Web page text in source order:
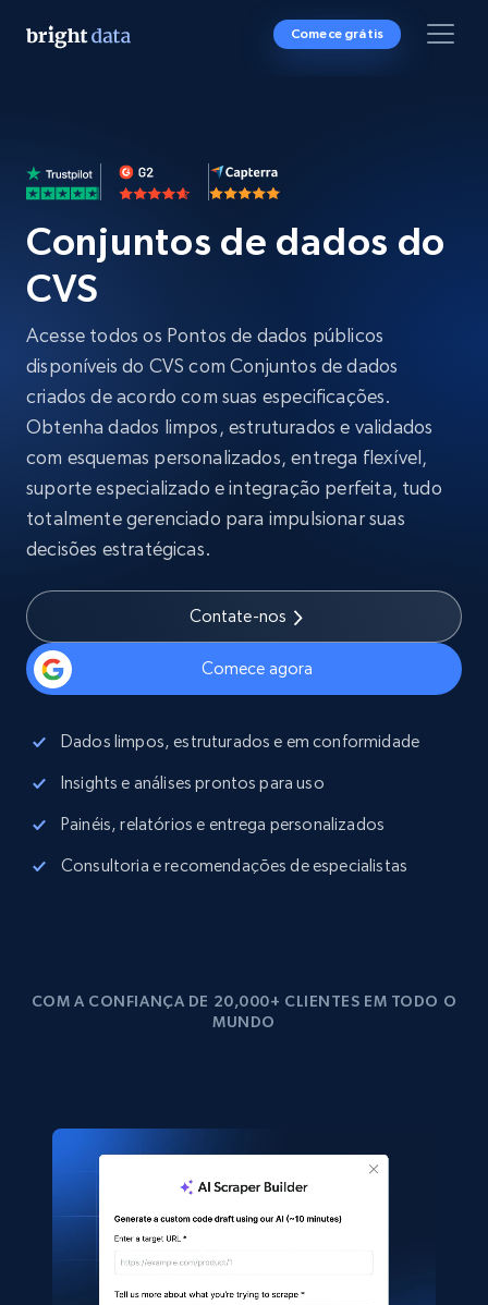
Comece grátis
Conjuntos de dados do
CVS
Acesse todos os Pontos de dados públicos
disponíveis do CVS com Conjuntos de dados
criados de acordo com suas especificações.
Obtenha dados limpos, estruturados e validados
com esquemas personalizados, entrega flexível,
suporte especializado e integração perfeita, tudo
totalmente gerenciado para impulsionar suas
decisões estratégicas.
Contate-nos
Comece agora
Dados limpos, estruturados e em conformidade
Insights e análises prontos para uso
Painéis, relatórios e entrega personalizados
Consultoria e recomendações de especialistas
COM A CONFIANÇA DE 20,000+ CLIENTES EM TODO O
MUNDO